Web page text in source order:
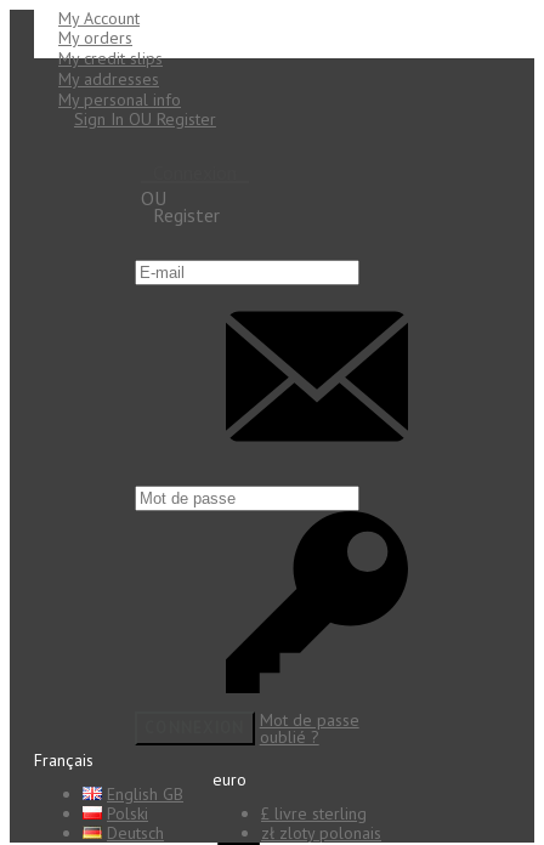
My Account
My orders
My credit slips
My addresses
My personal info
Sign In OU Register
OU
Register
Mot de passe
oublié ?
Français
English GB
Polski
Deutsch
euro
£ livre sterling
zł zloty polonais